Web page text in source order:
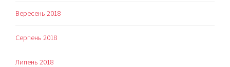
Вересень 2018
Серпень 2018
Липень 2018